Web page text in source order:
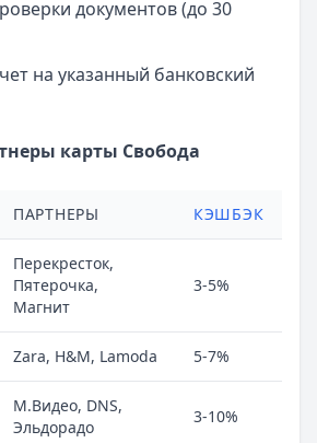
документов (до 30
на указанный банковский
карты Свобода
ПАРТНЕРЫ КЭШБЭК
Перекресток,
Пятерочка,
Магнит
3-5%
Zara, H&M, Lamoda 5-7%
М.Видео, DNS,
Эльдорадо
3-10%